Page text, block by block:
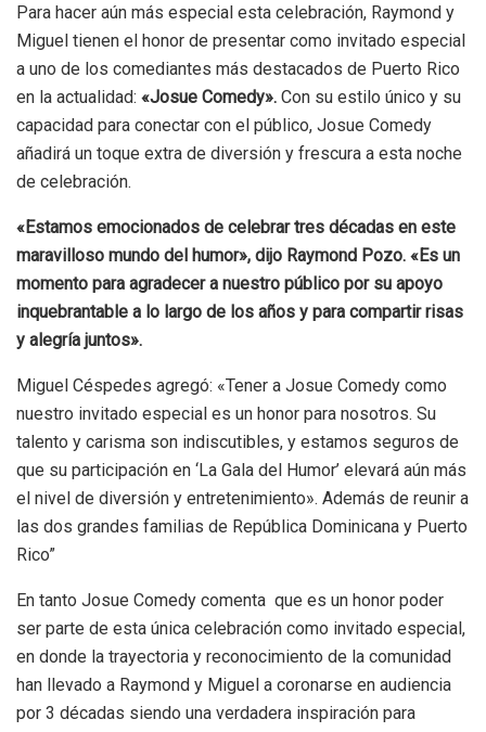
Para hacer aún más especial esta celebración, Raymond y
Miguel tienen el honor de presentar como invitado especial
a uno de los comediantes más destacados de Puerto Rico
en la actualidad: «Josue Comedy». Con su estilo único y su
capacidad para conectar con el público, Josue Comedy
añadirá un toque extra de diversión y frescura a esta noche
de celebración.
«Estamos emocionados de celebrar tres décadas en este
maravilloso mundo del humor», dijo Raymond Pozo. «Es un
momento para agradecer a nuestro público por su apoyo
inquebrantable a lo largo de los años y para compartir risas
y alegría juntos».
Miguel Céspedes agregó: «Tener a Josue Comedy como
nuestro invitado especial es un honor para nosotros. Su
talento y carisma son indiscutibles, y estamos seguros de
que su participación en ‘La Gala del Humor’ elevará aún más
el nivel de diversión y entretenimiento». Además de reunir a
las dos grandes familias de República Dominicana y Puerto
Rico”
En tanto Josue Comedy comenta que es un honor poder
ser parte de esta única celebración como invitado especial,
en donde la trayectoria y reconocimiento de la comunidad
han llevado a Raymond y Miguel a coronarse en audiencia
por 3 décadas siendo una verdadera inspiración para